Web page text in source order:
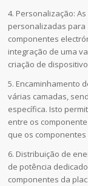
4. Personalização:
personalizadas
componentes
integração de uma
criação de
5. Encaminhamento
várias camadas,
específica. Isto
entre os
que os
6. Distribuição de
de potência
componentes da